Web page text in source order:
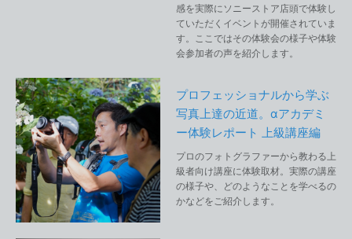
感を実際にソニーストア店頭で体験し
ていただくイベントが開催されていま
す。ここではその体験会の様子や体験
会参加者の声を紹介します。
プロフェッショナルから学ぶ
写真上達の近道。αアカデミ
ー体験レポート 上級講座編
プロのフォトグラファーから教わる上
級者向け講座に体験取材。実際の講座
の様子や、どのようなことを学べるの
かなどをご紹介します。